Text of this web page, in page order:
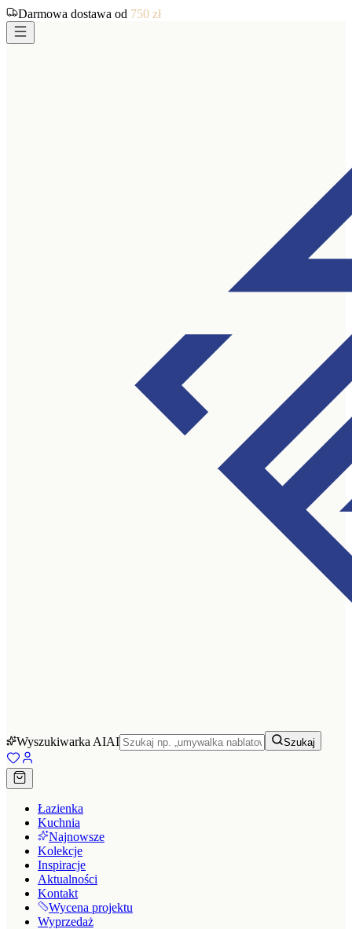
Darmowa dostawa od 750 zł
Wyszukiwarka AIAI Szukaj
Łazienka
Kuchnia
Najnowsze
Kolekcje
Inspiracje
Aktualności
Kontakt
Wycena projektu
Wyprzedaż